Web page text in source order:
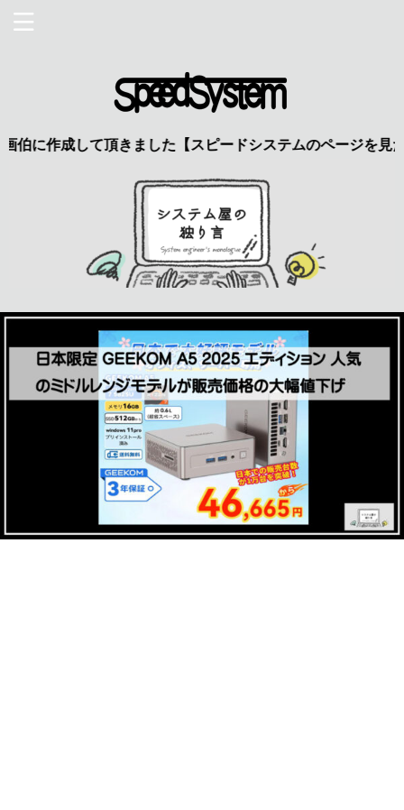
ました【スピードシステムのページを見た】で特典あり